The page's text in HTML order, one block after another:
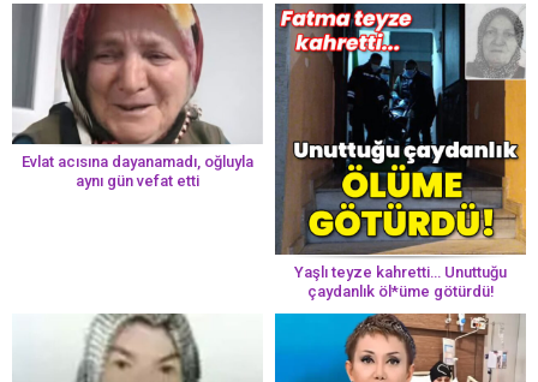
Evlat acısına dayanamadı, oğluyla
aynı gün vefat etti
Yaşlı teyze kahretti… Unuttuğu
çaydanlık öl*üme götürdü!